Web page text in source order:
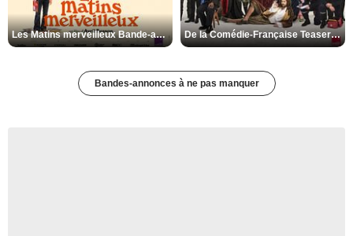
Les Matins merveilleux Bande-annonce VF De la Comédie-Française Teaser VF
Bandes-annonces à ne pas manquer